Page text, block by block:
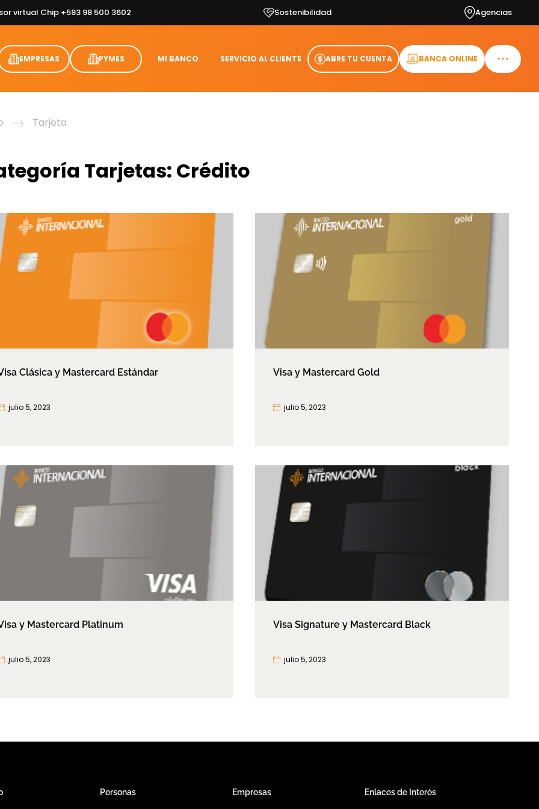
virtual Chip +593 98 500 3602 Sostenibilidad Agencias
EMPRESAS PYMES MI BANCO SERVICIO AL CLIENTE ABRE TU CUENTA BANCA ONLINE
Tarjeta
Tarjetas:Crédito
Clásica y Mastercard Estándar
julio 5, 2023
Visa y Mastercard Gold
julio 5, 2023
y Mastercard Platinum
julio 5, 2023
Visa Signature y Mastercard Black
julio 5, 2023
Personas Empresas Enlaces de Interés